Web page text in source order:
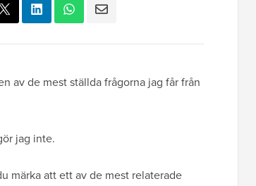
av de mest ställda frågorna jag får från
jag inte.
märka att ett av de mest relaterade